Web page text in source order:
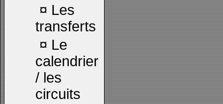
¤ Les
transferts
¤ Le
calendrier
/ les
circuits